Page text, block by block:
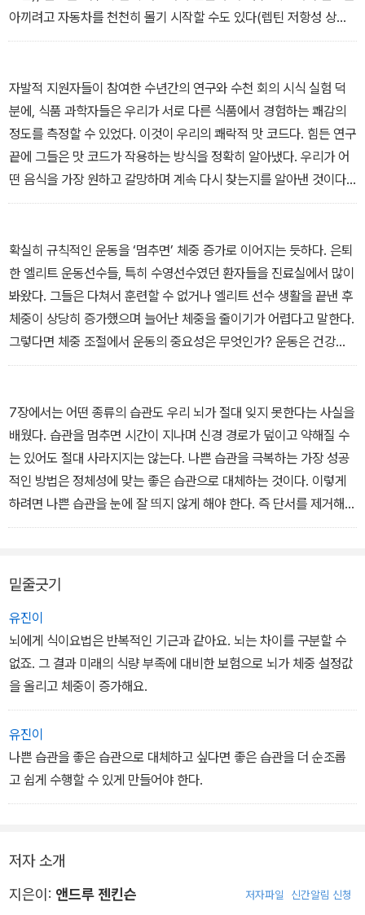
아끼려고 자동차를 천천히 몰기 시작할 수도 있다(렙틴 저항성 상태
에서 피곤함을 느낌). 주유소에 도착해서 연료를 채우려 할 때, 연료
는다.
- <1장 식단학교> 중에서
자발적 지원자들이 참여한 수년간의 연구와 수천 회의 시식 실험 덕
분에, 식품 과학자들은 우리가 서로 다른 식품에서 경험하는 쾌감의
정도를 측정할 수 있었다. 이것이 우리의 쾌락적 맛 코드다. 힘든 연구
끝에 그들은 맛 코드가 작용하는 방식을 정확히 알아냈다. 우리가 어
떤 음식을 가장 원하고 갈망하며 계속 다시 찾는지를 알아낸 것이다.
마치 소중하고 비밀이었던 맛 코드가 해킹되어 이 귀중한 데이터를
- <2장 현대식 주방> 중에서
확실히 규칙적인 운동을 ‘멈추면’ 체중 증가로 이어지는 듯하다. 은퇴
한 엘리트 운동선수들, 특히 수영선수였던 환자들을 진료실에서 많이
봐왔다. 그들은 다쳐서 훈련할 수 없거나 엘리트 선수 생활을 끝낸 후
체중이 상당히 증가했으며 늘어난 체중을 줄이기가 어렵다고 말한다.
그렇다면 체중 조절에서 운동의 중요성은 무엇인가? 운동은 건강한
식습관보다 더 중요할까, 아니면 덜 중요할까? 어떤 종류의 운동이
- <6장 운동에 대하여> 중에서
7장에서는 어떤 종류의 습관도 우리 뇌가 절대 잊지 못한다는 사실을
배웠다. 습관을 멈추면 시간이 지나며 신경 경로가 덮이고 약해질 수
는 있어도 절대 사라지지는 않는다. 나쁜 습관을 극복하는 가장 성공
적인 방법은 정체성에 맞는 좋은 습관으로 대체하는 것이다. 이렇게
하려면 나쁜 습관을 눈에 잘 띄지 않게 해야 한다. 즉 단서를 제거해서
보상을 얻기 더 어렵게 만들어야 한다. 퇴근길에 패스트푸드 먹는 습
시점에 찾아오는 허기를 누그러뜨릴 수 있을 것이다. 만약 나쁜 습관
이 저녁에 넷플릭스를 보느라 너무 많은 시간을 허비하는 행동이고
이것을 촉발하는 방아쇠가 퇴근하고 집에 와서 곧바로 텔레비전을 켜
는 것이라면, 물리적으로 행동을 실행하기 어렵게 만들 수 있다.
- <9장 변화와 조절> 중에서
밑줄긋기
유진이
뇌에게 식이요법은 반복적인 기근과 같아요. 뇌는 차이를 구분할 수
없죠. 그 결과 미래의 식량 부족에 대비한 보험으로 뇌가 체중 설정값
을 올리고 체중이 증가해요.
유진이
나쁜 습관을 좋은 습관으로 대체하고 싶다면 좋은 습관을 더 순조롭
고 쉽게 수행할 수 있게 만들어야 한다.
저자 소개
지은이: 앤드루 젠킨슨 저자파일 신간알림 신청